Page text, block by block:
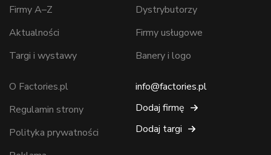
Firmy A–Z
Aktualności
Targi i wystawy
Dystrybutorzy
Firmy usługowe
Banery i logo
O Factories.pl
Regulamin strony
Polityka prywatności
info@factories.pl
Dodaj firmę
Dodaj targi